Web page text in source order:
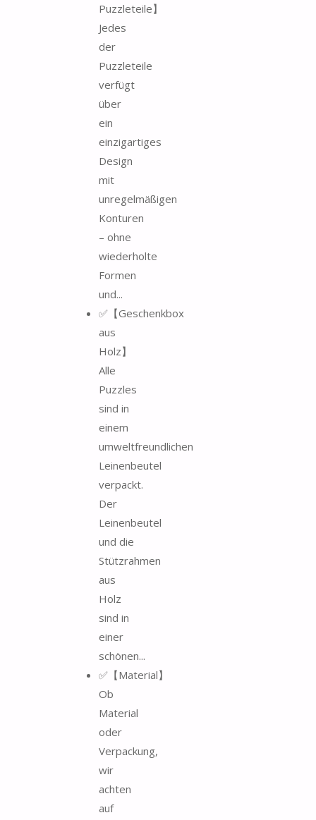
Puzzleteile】
Jedes
der
Puzzleteile
verfügt
über
ein
einzigartiges
Design
mit
unregelmäßigen
Konturen
– ohne
wiederholte
Formen
und...
✅【Geschenkbox
aus
Holz】
Alle
Puzzles
sind in
einem
umweltfreundlichen
Leinenbeutel
verpackt.
Der
Leinenbeutel
und die
Stützrahmen
aus
Holz
sind in
einer
schönen...
✅【Material】
Ob
Material
oder
Verpackung,
wir
achten
auf